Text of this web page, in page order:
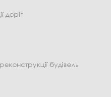
доріг
будівель